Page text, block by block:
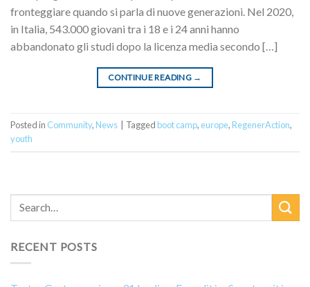
fronteggiare quando si parla di nuove generazioni. Nel 2020,
in Italia, 543.000 giovani tra i 18 e i 24 anni hanno
abbandonato gli studi dopo la licenza media secondo […]
CONTINUE READING →
Posted in Community, News Tagged boot camp, europe, RegenerAction,
youth
RECENT POSTS